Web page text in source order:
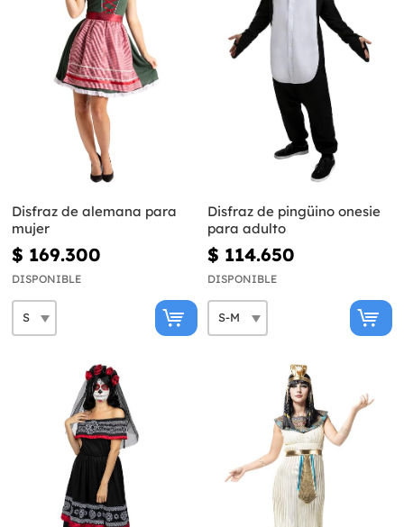
Disfraz de alemana para
mujer
$ 169.300
DISPONIBLE
Disfraz de pingüino onesie
para adulto
$ 114.650
DISPONIBLE